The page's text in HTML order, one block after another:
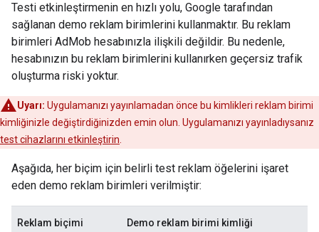
Testi etkinleştirmenin en hızlı yolu, Google tarafından
sağlanan demo reklam birimlerini kullanmaktır. Bu reklam
birimleri AdMob hesabınızla ilişkili değildir. Bu nedenle,
hesabınızın bu reklam birimlerini kullanırken geçersiz trafik
oluşturma riski yoktur.
Uyarı: Uygulamanızı yayınlamadan önce bu kimlikleri reklam birimi
kimliğinizle değiştirdiğinizden emin olun. Uygulamanızı yayınladıysanız
test cihazlarını etkinleştirin
Aşağıda, her biçim için belirli test reklam öğelerini işaret
eden demo reklam birimleri verilmiştir:
Reklam biçimi Demo reklam birimi kimliği